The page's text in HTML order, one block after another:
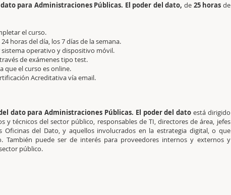
para Administraciones Públicas. El poder del dato, de 25 horas de
el curso.
horas del día, los 7 días de la semana.
operativo y dispositivo móvil.
de exámenes tipo test.
que el curso es online.
Acreditativavía email.
dato para Administraciones Públicas. El poder del dato está dirigido
y técnicos del sector público, responsables de TI, directores de área, jefes
Oficinas del Dato, y aquellos involucrados en la estrategia digital, o que
También puede ser de interés para proveedores internos y externos y
público.